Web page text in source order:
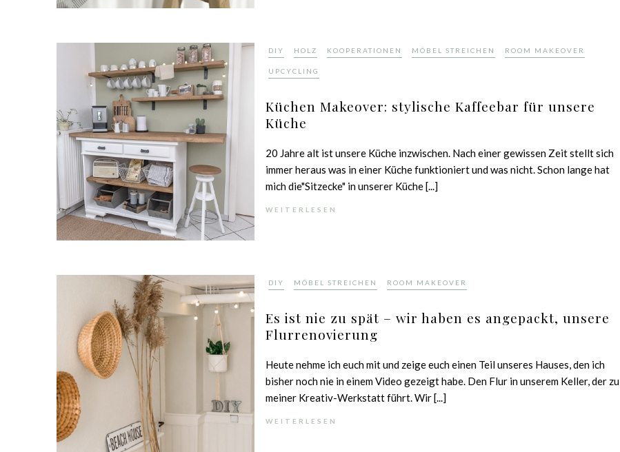
DIY HOLZ KOOPERATIONEN MÖBEL STREICHEN ROOM MAKEOVER
UPCYCLING
Küchen Makeover: stylische Kaffeebar für unsere
Küche
20 Jahre alt ist unsere Küche inzwischen. Nach einer gewissen Zeit stellt sich
immer heraus was in einer Küche funktioniert und was nicht. Schon lange hat
mich die"Sitzecke" in unserer Küche [...]
WEITERLESEN
DIY MÖBEL STREICHEN ROOM MAKEOVER
Es ist nie zu spät – wir haben es angepackt, unsere
Flurrenovierung
Heute nehme ich euch mit und zeige euch einen Teil unseres Hauses, den ich
bisher noch nie in einem Video gezeigt habe. Den Flur in unserem Keller, der zu
meiner Kreativ-Werkstatt führt. Wir [...]
WEITERLESEN